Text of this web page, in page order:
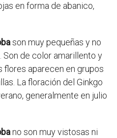
en forma de abanico,
son muy pequeñas y no
Son de color amarillento y
flores aparecen en grupos
La floración del Ginkgo
generalmente en julio
no son muy vistosas ni